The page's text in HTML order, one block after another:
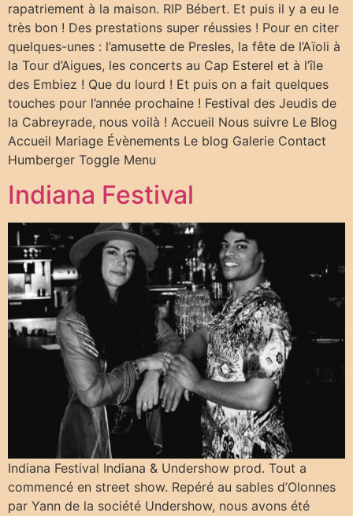
rapatriement à la maison. RIP Bébert. Et puis il y a eu le
très bon ! Des prestations super réussies ! Pour en citer
quelques-unes : l’amusette de Presles, la fête de l’Aïoli à
la Tour d’Aigues, les concerts au Cap Esterel et à l’île
des Embiez ! Que du lourd ! Et puis on a fait quelques
touches pour l’année prochaine ! Festival des Jeudis de
la Cabreyrade, nous voilà ! Accueil Nous suivre Le Blog
Accueil Mariage Évènements Le blog Galerie Contact
Humberger Toggle Menu
Indiana Festival
Indiana Festival Indiana & Undershow prod. Tout a
commencé en street show. Repéré au sables d’Olonnes
par Yann de la société Undershow, nous avons été